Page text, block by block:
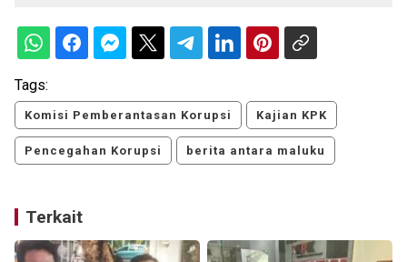
Tags:
Komisi Pemberantasan Korupsi Kajian KPK
Pencegahan Korupsi berita antara maluku
Terkait